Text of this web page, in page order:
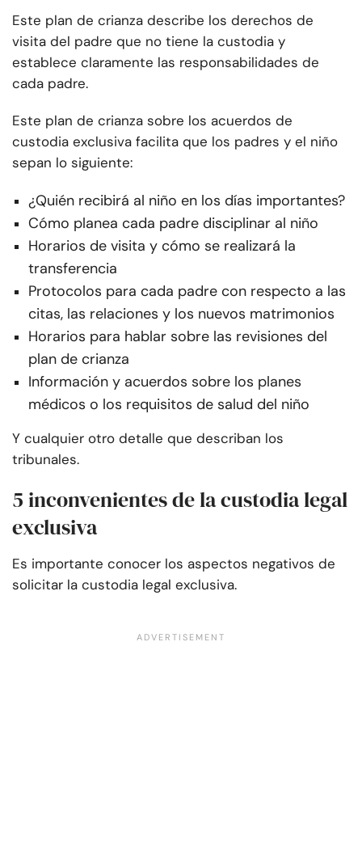
Este plan de crianza describe los derechos de
visita del padre que no tiene la custodia y
establece claramente las responsabilidades de
cada padre.
Este plan de crianza sobre los acuerdos de
custodia exclusiva facilita que los padres y el niño
sepan lo siguiente:
¿Quién recibirá al niño en los días importantes?
Cómo planea cada padre disciplinar al niño
Horarios de visita y cómo se realizará la
transferencia
Protocolos para cada padre con respecto a las
citas, las relaciones y los nuevos matrimonios
Horarios para hablar sobre las revisiones del
plan de crianza
Información y acuerdos sobre los planes
médicos o los requisitos de salud del niño
Y cualquier otro detalle que describan los
tribunales.
5 inconvenientes de la custodia legal
exclusiva
Es importante conocer los aspectos negativos de
solicitar la custodia legal exclusiva.